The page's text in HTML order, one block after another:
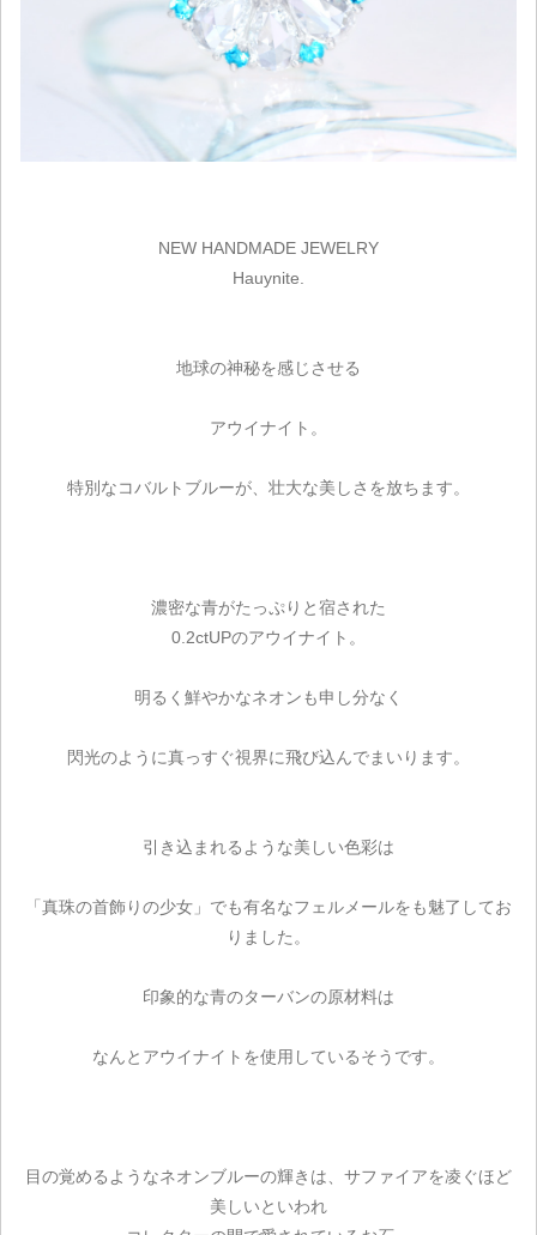
NEW HANDMADE JEWELRY
Hauynite.
地球の神秘を感じさせる
アウイナイト。
特別なコバルトブルーが、壮大な美しさを放ちます。
濃密な青がたっぷりと宿された
0.2ctUPのアウイナイト。
明るく鮮やかなネオンも申し分なく
閃光のように真っすぐ視界に飛び込んでまいります。
引き込まれるような美しい色彩は
「真珠の首飾りの少女」でも有名なフェルメールをも魅了してお
りました。
印象的な青のターバンの原材料は
なんとアウイナイトを使用しているそうです。
目の覚めるようなネオンブルーの輝きは、サファイアを凌ぐほど
美しいといわれ